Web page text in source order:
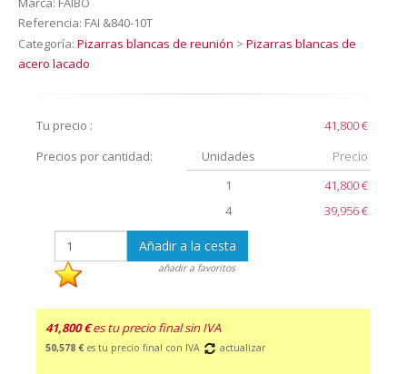
Referencia: FAI &840-10T
Categoría: Pizarras blancas de reunión > Pizarras blancas de
acero lacado
Tu precio :
41,800 €
Precios por cantidad:
Unidades
Precio
1
41,800 €
4
39,956 €
Añadir a la cesta
añadir a favoritos
41,800 € es tu precio final sin IVA
50,578 € es tu precio final con IVA actualizar